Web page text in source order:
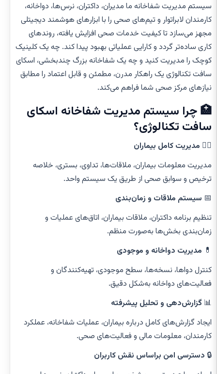
سیستم مدیریت شفاخانه ما مدیران، داکتران، نرس‌ها، دواخانه،
کارمندان لابراتوار و تیم‌های صحی را با ابزارهای هوشمند دیجیتلی
مجهز می‌سازد تا کیفیت خدمات صحی افزایش یافته، روندهای
کاری ساده‌تر گردد و کارایی عملیاتی بهبود پیدا کند. چه یک کلینیک
کوچک را مدیریت کنید و چه یک شفاخانه بزرگ چندبخشی، اسکای
سافت تکنالوژی یک راهکار مدرن، مطمئن و قابل اعتماد را مطابق
نیازهای مرکز صحی شما فراهم می‌کند.
🏥 چرا سیستم مدیریت شفاخانه اسکای
سافت تکنالوژی؟
👨‍⚕️ مدیریت کامل بیماران
مدیریت معلومات بیماران، ملاقات‌ها، تداوی، بستری، خلاصه
ترخیص و سوابق صحی از طریق یک سیستم واحد.
📅 سیستم ملاقات و زمان‌بندی
تنظیم برنامه داکتران، ملاقات بیماران، اتاق‌های عملیات و
زمان‌بندی بخش‌ها به‌صورت منظم.
💊 مدیریت دواخانه و موجودی
کنترل دواها، نسخه‌ها، سطح موجودی، تهیه‌کنندگان و
فعالیت‌های دواخانه به‌شکل دقیق.
📊 گزارش‌دهی و تحلیل پیشرفته
ایجاد گزارش‌های کامل درباره بیماران، عملیات شفاخانه، عملکرد
کارمندان، معلومات مالی و فعالیت‌های صحی.
🔒 دسترسی امن براساس نقش کاربران